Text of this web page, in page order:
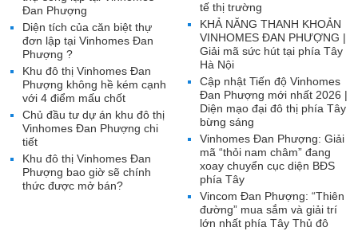
tế thị trường
KHẢ NĂNG THANH KHOẢN
VINHOMES ĐAN PHƯỢNG |
Giải mã sức hút tại phía Tây
Hà Nội
Cập nhật Tiến độ Vinhomes
Đan Phượng mới nhất 2026 |
Diện mạo đại đô thị phía Tây
bừng sáng
Vinhomes Đan Phượng: Giải
mã “thỏi nam châm” đang
xoay chuyển cục diện BĐS
phía Tây
Vincom Đan Phượng: “Thiên
đường” mua sắm và giải trí
lớn nhất phía Tây Thủ đô
Đan Phượng
Diện tích của căn biệt thự
đơn lập tại Vinhomes Đan
Phượng ?
Khu đô thị Vinhomes Đan
Phượng không hề kém cạnh
với 4 điểm mấu chốt
Chủ đầu tư dự án khu đô thị
Vinhomes Đan Phượng chi
tiết
Khu đô thị Vinhomes Đan
Phượng bao giờ sẽ chính
thức được mở bán?